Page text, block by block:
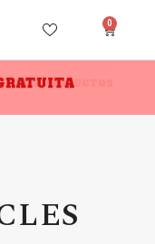
0
DE 3 PRODUCTOS